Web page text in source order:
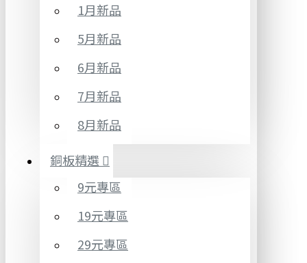
1月新品
5月新品
6月新品
7月新品
8月新品
銅板精選
9元專區
19元專區
29元專區